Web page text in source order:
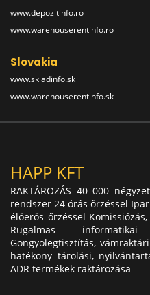
www.depozitinfo.ro
www.warehouserentinfo.ro
Slovakia
www.skladinfo.sk
www.warehouserentinfo.sk
HAPP KFT
RAKTÁROZÁS 40 000
rendszer 24 órás őrzéssel
élőerős őrzéssel
Rugalmas
Göngyölegtisztítás,
hatékony tárolási,
ADR termékek raktározása